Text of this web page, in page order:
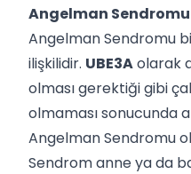
Angelman Sendromu
Angelman Sendromu
ilişkilidir. UBE3Aolarak
olması gerektiği gibi
olmaması sonucunda
Angelman Sendromu
Sendrom anne ya da